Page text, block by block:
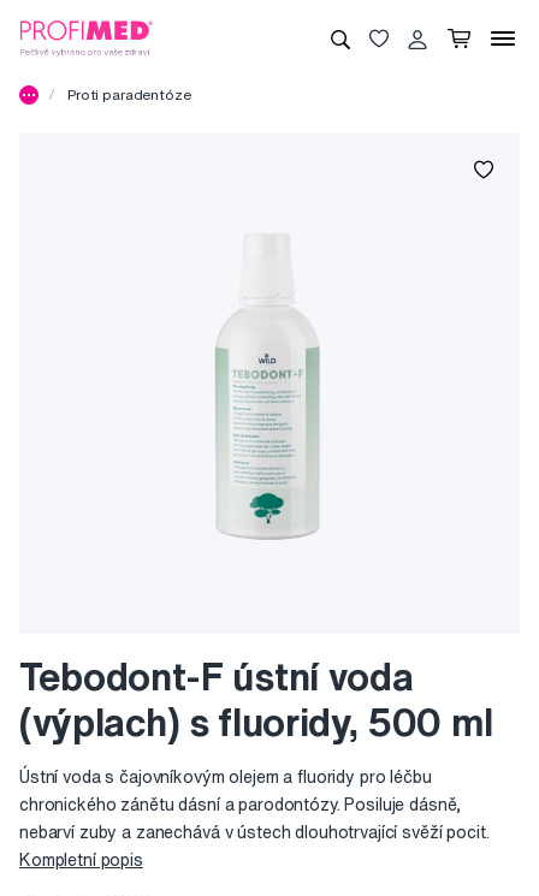
Proti paradentóze
Tebodont-F ústní voda
(výplach) s fluoridy, 500 ml
Ústní voda s čajovníkovým olejem a fluoridy pro léčbu
chronického zánětu dásní a parodontózy. Posiluje dásně,
nebarví zuby a zanechává v ústech dlouhotrvající svěží pocit.
Kompletní popis